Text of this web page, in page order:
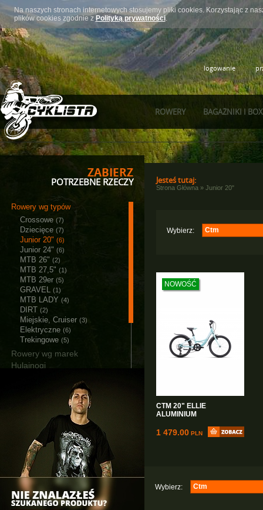
Na naszych stronach internetowych stosujemy pliki cookies. Korzystając z
plików cookies zgodnie zPolityką prywatności.
logowanie
BAGAŻNIKI I
ROWERY
ZABIERZ
POTRZEBNE RZECZY
Rowery wg typów
Crossowe (7)
Dziecięce (7)
Junior 20" (6)
Junior 24" (6)
MTB 26" (2)
MTB 27,5" (1)
MTB 29er (5)
GRAVEL (1)
MTB LADY (4)
DIRT (2)
Miejskie, Cruiser (3)
Elektryczne (6)
Trekingowe (5)
Rowery wg marek
Hulajnogi
Narzędzia i smary
Łańcuchy śniegowe
Bagażniki i Boxy
Jesteś tutaj:
Strona Główna » Junior 20"
Wybierz: Ctm
NOWOŚĆ
CTM 20" ELLIE
ALUMINIUM
1 479.00 PLN
Wybierz: Ctm